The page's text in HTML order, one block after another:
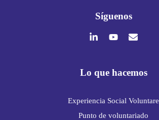
Síguenos
Lo que hacemos
Experiencia Social Voluntare
Punto de voluntariado